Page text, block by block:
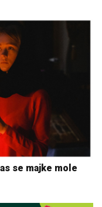
se majke mole